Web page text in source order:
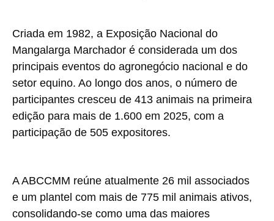
Criada em 1982, a Exposição Nacional do
Mangalarga Marchador é considerada um dos
principais eventos do agronegócio nacional e do
setor equino. Ao longo dos anos, o número de
participantes cresceu de 413 animais na primeira
edição para mais de 1.600 em 2025, com a
participação de 505 expositores.
A ABCCMM reúne atualmente 26 mil associados
e um plantel com mais de 775 mil animais ativos,
consolidando-se como uma das maiores